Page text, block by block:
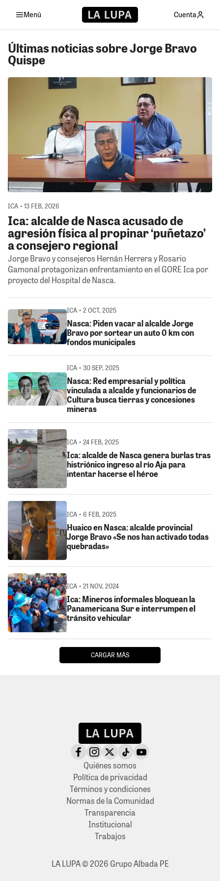
Menú Cuenta
Últimas noticias sobre Jorge Bravo
Quispe
ICA • 13 FEB, 2026
Ica: alcalde de Nasca acusado de
agresión física al propinar ‘puñetazo’
a consejero regional
Jorge Bravo y consejeros Hernán Herrera y Rosario
Gamonal protagonizan enfrentamiento en el GORE Ica por
proyecto del Hospital de Nasca.
ICA • 2 OCT, 2025
Nasca: Piden vacar al alcalde Jorge
Bravo por sortear un auto 0 km con
fondos municipales
ICA • 30 SEP, 2025
Nasca: Red empresarial y política
vinculada a alcalde y funcionarios de
Cultura busca tierras y concesiones
mineras
ICA • 24 FEB, 2025
Ica: alcalde de Nasca genera burlas tras
histriónico ingreso al río Aja para
intentar hacerse el héroe
ICA • 6 FEB, 2025
Huaico en Nasca: alcalde provincial
Jorge Bravo «Se nos han activado todas
quebradas»
ICA • 21 NOV, 2024
Ica: Mineros informales bloquean la
Panamericana Sur e interrumpen el
tránsito vehicular
CARGAR MÁS
Quiénes somos
Política de privacidad
Términos y condiciones
Normas de la Comunidad
Transparencia
Institucional
Trabajos
LA LUPA © 2026 Grupo Albada PE